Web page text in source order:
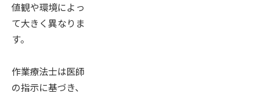
値観や環境によっ
て大きく異なりま
す。
作業療法士は医師
の指示に基づき、